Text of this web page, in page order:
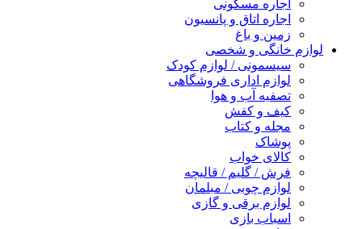
اجاره مسکونی
اجاره اتاق و پانسیون
زمین و باغ
لوازم خانگی و شخصی
سیسمونی / لوازم کودک
لوازم اداری فروشگاهی
تصفیه آب و هوا
کیف و کفش
مجله و کتاب
پوشاک
کالای خواب
فرش / گلیم / قالیچه
لوازم چوبی / مبلمان
لوازم برقی و گازی
اسباب بازی